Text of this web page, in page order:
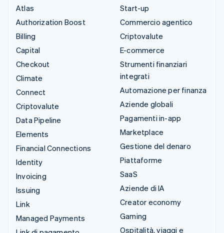
Atlas
Authorization Boost
Billing
Capital
Checkout
Climate
Connect
Criptovalute
Data Pipeline
Elements
Financial Connections
Identity
Invoicing
Issuing
Link
Managed Payments
Start-up
Commercio agentico
Criptovalute
E-commerce
Strumenti finanziari
integrati
Automazione per finanza
Aziende globali
Pagamenti in-app
Marketplace
Gestione del denaro
Piattaforme
SaaS
Aziende di IA
Creator economy
Gaming
Ospitalità, viaggi e